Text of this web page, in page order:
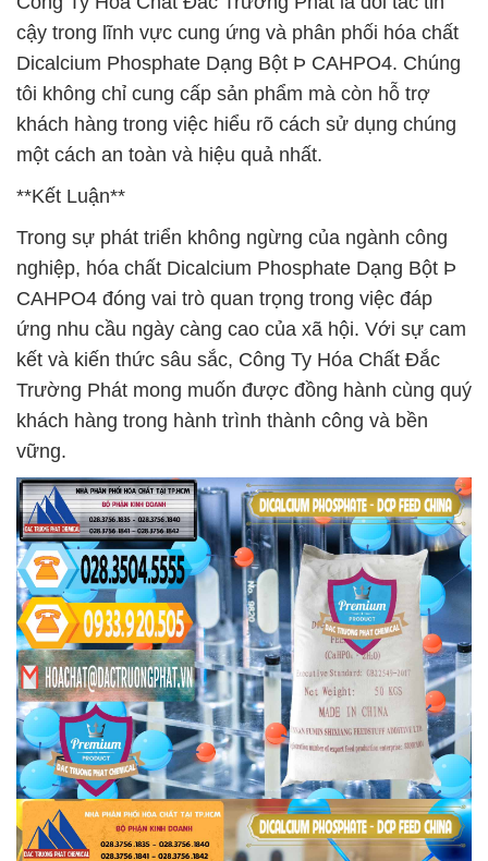
cậy trong lĩnh vực cung ứng và phân phối hóa chất
Dicalcium Phosphate Dạng Bột Þ CAHPO4. Chúng
tôi không chỉ cung cấp sản phẩm mà còn hỗ trợ
khách hàng trong việc hiểu rõ cách sử dụng chúng
một cách an toàn và hiệu quả nhất.
**Kết Luận**
Trong sự phát triển không ngừng của ngành công
nghiệp, hóa chất Dicalcium Phosphate Dạng Bột Þ
CAHPO4 đóng vai trò quan trọng trong việc đáp
ứng nhu cầu ngày càng cao của xã hội. Với sự cam
kết và kiến thức sâu sắc, Công Ty Hóa Chất Đắc
Trường Phát mong muốn được đồng hành cùng quý
khách hàng trong hành trình thành công và bền
vững.